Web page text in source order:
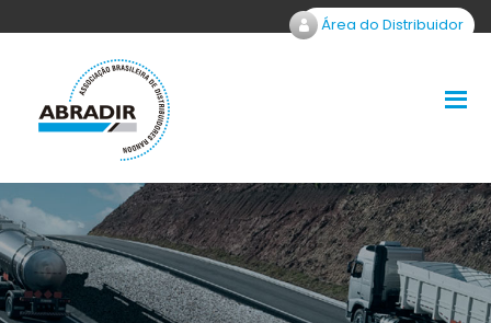
Área do Distribuidor